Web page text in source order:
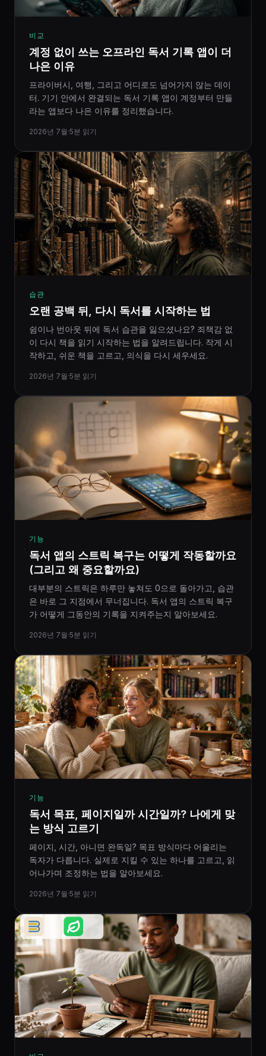
비교
계정 없이 쓰는 오프라인 독서 기록 앱이 더
나은 이유
프라이버시, 여행, 그리고 어디로도 넘어가지 않는 데이
터. 기기 안에서 완결되는 독서 기록 앱이 계정부터 만들
라는 앱보다 나은 이유를 정리했습니다.
2026년 7월 ·5분 읽기
습관
오랜 공백 뒤, 다시 독서를 시작하는 법
쉼이나 번아웃 뒤에 독서 습관을 잃으셨나요? 죄책감 없
이 다시 책을 읽기 시작하는 법을 알려드립니다. 작게 시
작하고, 쉬운 책을 고르고, 의식을 다시 세우세요.
2026년 7월 ·5분 읽기
기능
독서 앱의 스트릭 복구는 어떻게 작동할까요
(그리고 왜 중요할까요)
대부분의 스트릭은 하루만 놓쳐도 0으로 돌아가고, 습관
은 바로 그 지점에서 무너집니다. 독서 앱의 스트릭 복구
가 어떻게 그동안의 기록을 지켜주는지 알아보세요.
2026년 7월 ·5분 읽기
기능
독서 목표, 페이지일까 시간일까? 나에게 맞
는 방식 고르기
페이지, 시간, 아니면 완독일? 목표 방식마다 어울리는
독자가 다릅니다. 실제로 지킬 수 있는 하나를 고르고, 읽
어나가며 조정하는 법을 알아보세요.
2026년 7월 ·5분 읽기